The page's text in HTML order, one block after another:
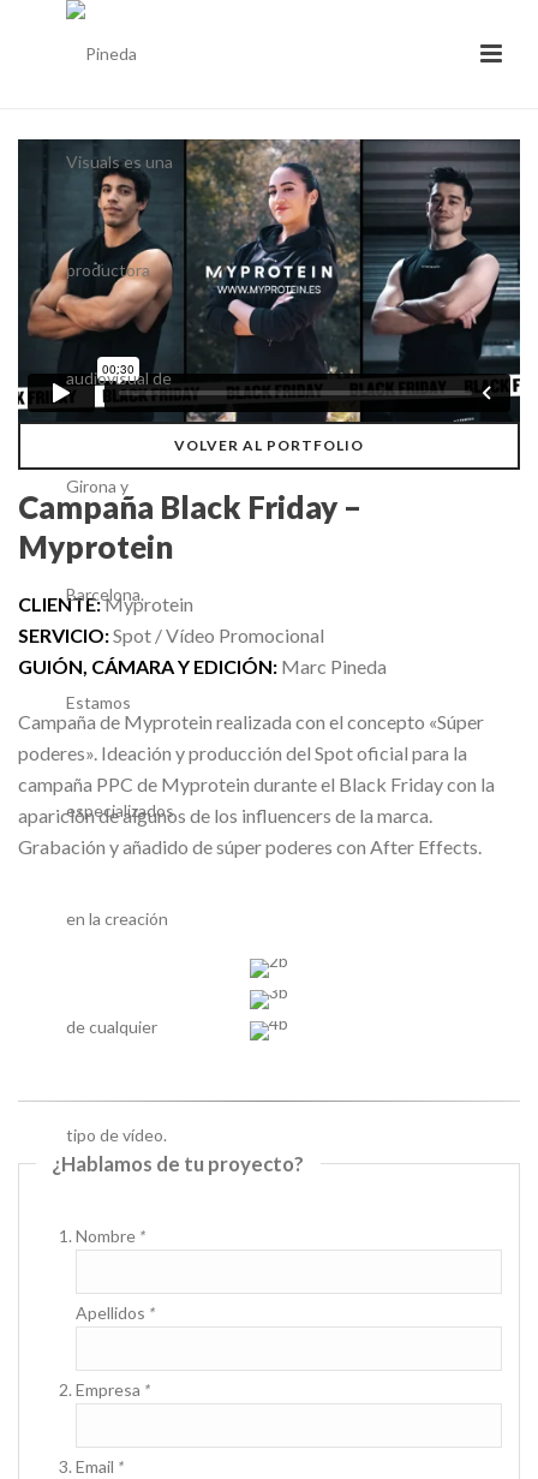
VOLVER AL PORTFOLIO
Campaña Black Friday –
Myprotein
CLIENTE:Myprotein
SERVICIO:Spot / Vídeo Promocional
GUIÓN, CÁMARA Y EDICIÓN: Marc Pineda
Campaña de Myprotein realizada con el concepto «Súper
poderes». Ideación y producción del Spot oficial para la
campaña PPC de Myprotein durante el Black Friday con la
aparición de algunos de los influencers de la marca.
Grabación y añadido de súper poderes con After Effects.
¿Hablamos de tu proyecto?
Nombre *
Apellidos *
Empresa *
Email *